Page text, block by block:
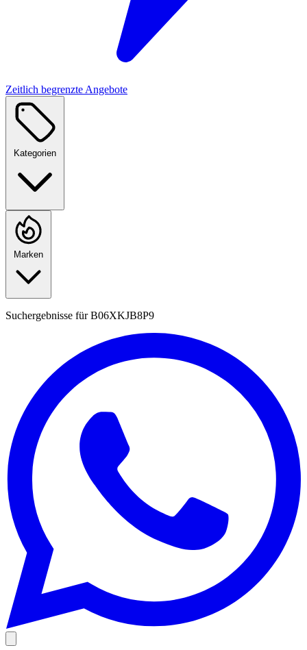
Zeitlich begrenzte Angebote
Kategorien
Marken
Suchergebnisse fürB06XKJB8P9